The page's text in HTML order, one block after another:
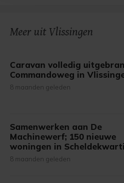
gemaakte keuze altijd wijzigen of
Meer uit Vlissingen
Caravan volledig
Commandoweg in
8 maanden geleden
Samenwerken aan De
Machinewerf; 150 nieuwe
woningen in
8 maanden geleden